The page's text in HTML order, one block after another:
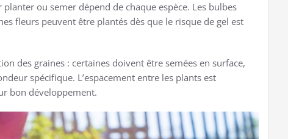
ou semer dépend de chaque espèce. Les bulbes
fleurs peuvent être plantés dès que le risque de gel est
des graines : certaines doivent être semées en surface,
spécifique. L’espacement entre les plants est
bon développement.